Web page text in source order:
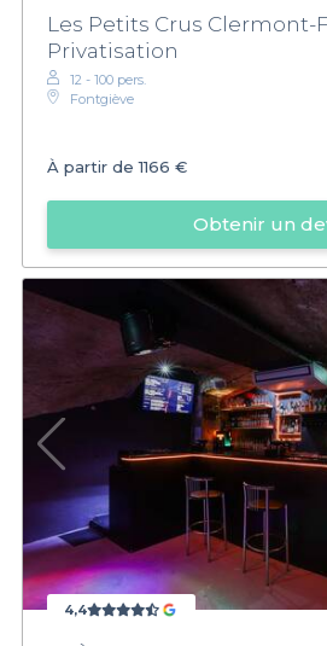
Les Petits Crus Clermont-
Privatisation
12 - 100 pers.
Fontgiève
À partir de1166 €
Obtenir un
4,4